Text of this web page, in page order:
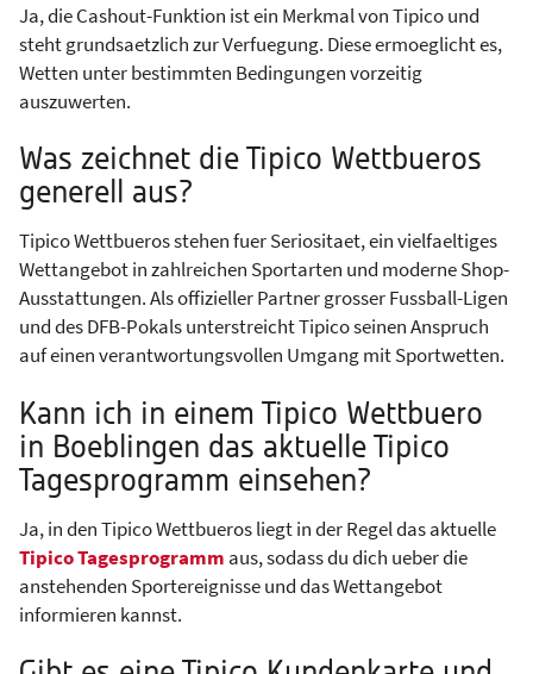
Ja, die Cashout-Funktion ist ein Merkmal von Tipico und
steht grundsaetzlich zur Verfuegung. Diese ermoeglicht es,
Wetten unter bestimmten Bedingungen vorzeitig
auszuwerten.
Was zeichnet die Tipico Wettbueros
generell aus?
Tipico Wettbueros stehen fuer Seriositaet, ein vielfaeltiges
Wettangebot in zahlreichen Sportarten und moderne Shop-
Ausstattungen. Als offizieller Partner grosser Fussball-Ligen
und des DFB-Pokals unterstreicht Tipico seinen Anspruch
auf einen verantwortungsvollen Umgang mit Sportwetten.
Kann ich in einem Tipico Wettbuero
in Boeblingen das aktuelle Tipico
Tagesprogramm einsehen?
Ja, in den Tipico Wettbueros liegt in der Regel das aktuelle
Tipico Tagesprogramm aus, sodass du dich ueber die
anstehenden Sportereignisse und das Wettangebot
informieren kannst.